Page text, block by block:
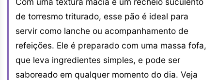
de torresmo triturado, esse pão é ideal para
servir como lanche ou acompanhamento de
refeições. Ele é preparado com uma massa fofa,
que leva ingredientes simples, e pode ser
saboreado em qualquer momento do dia. Veja